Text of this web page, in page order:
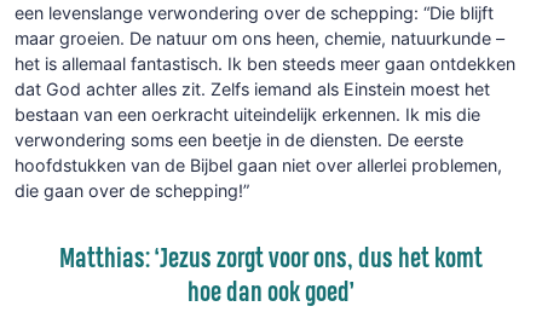
een levenslange verwondering over de schepping: “Die blijft
maar groeien. De natuur om ons heen, chemie, natuurkunde –
het is allemaal fantastisch. Ik ben steeds meer gaan ontdekken
dat God achter alles zit. Zelfs iemand als Einstein moest het
bestaan van een oerkracht uiteindelijk erkennen. Ik mis die
verwondering soms een beetje in de diensten. De eerste
hoofdstukken van de Bijbel gaan niet over allerlei problemen,
die gaan over de schepping!”
Matthias: ‘Jezus zorgt voor ons, dus het komt
hoe dan ook goed’